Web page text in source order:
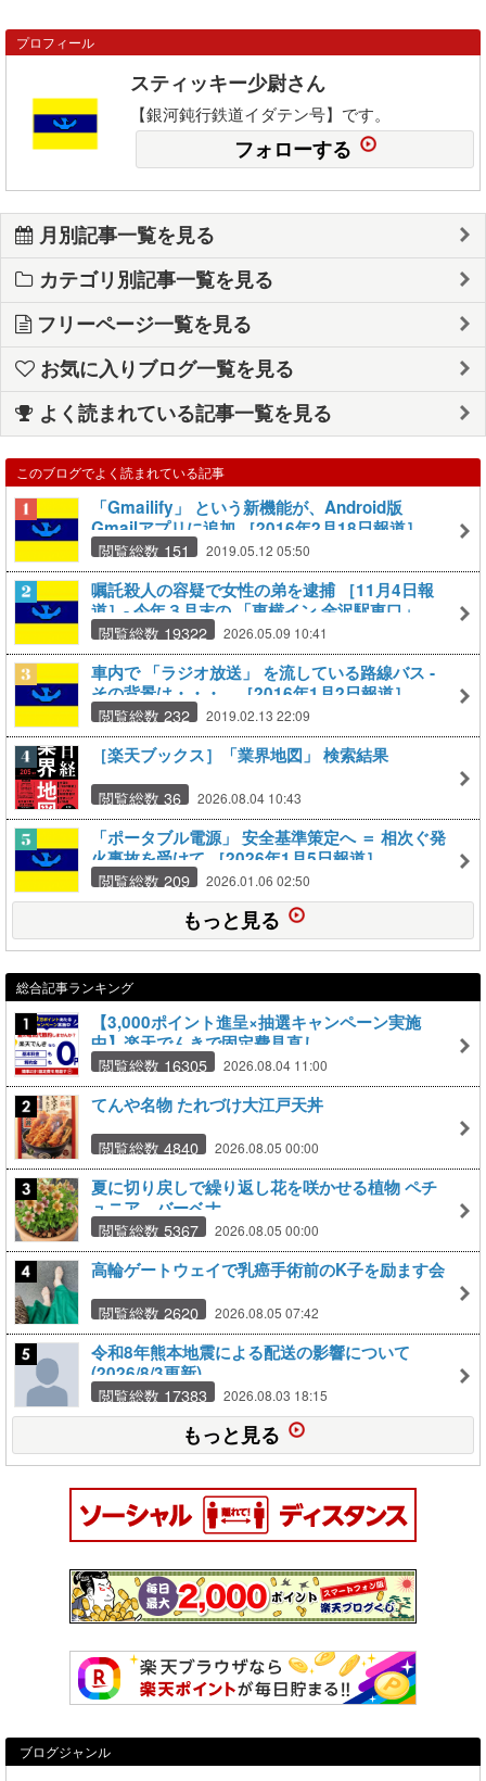
プロフィール
スティッキー少尉さん
【銀河鈍行鉄道イダテン号】です。
フォローする
月別記事一覧を見る
カテゴリ別記事一覧を見る
フリーページ一覧を見る
お気に入りブログ一覧を見る
よく読まれている記事一覧を見る
このブログでよく読まれている記事
「Gmailify」 という新機能が、Android版
Gmailアプリに追加 ［2016年2月18日報道］
閲覧総数 151 2019.05.12 05:50
嘱託殺人の容疑で女性の弟を逮捕 ［11月4日報
道］‐ 今年３月末の 「東横イン 金沢駅東口」 で
の女性死亡事件
閲覧総数 19322 2026.05.09 10:41
車内で 「ラジオ放送」 を流している路線バス ‐
その背景は・・・。［2016年1月2日報道］
閲覧総数 232 2019.02.13 22:09
［楽天ブックス］「業界地図」 検索結果
閲覧総数 36 2026.08.04 10:43
「ポータブル電源」 安全基準策定へ ＝ 相次ぐ発
火事故を受けて ［2026年1月5日報道］
閲覧総数 209 2026.01.06 02:50
もっと見る
総合記事ランキング
【3,000ポイント進呈×抽選キャンペーン実施
中】楽天でんきで固定費見直し
閲覧総数 16305 2026.08.04 11:00
てんや名物 たれづけ大江戸天丼
閲覧総数 4840 2026.08.05 00:00
夏に切り戻しで繰り返し花を咲かせる植物 ペチ
ュニア バーベナ…
閲覧総数 5367 2026.08.05 00:00
高輪ゲートウェイで乳癌手術前のK子を励ます会
閲覧総数 2620 2026.08.05 07:42
令和8年熊本地震による配送の影響について
(2026/8/3更新)
閲覧総数 17383 2026.08.03 18:15
もっと見る
ブログジャンル